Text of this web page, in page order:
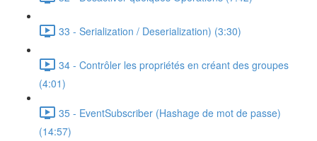
33 - Serialization / Deserialization) (3:30)
34 - Contrôler les propriétés en créant des groupes
(4:01)
35 - EventSubscriber (Hashage de mot de passe)
(14:57)